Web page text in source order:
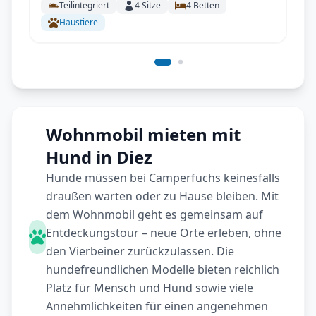
Teilintegriert 4Sitze 4 Betten
Haustiere
Wohnmobil mieten mit
Hund in Diez
Hunde müssen bei Camperfuchs keinesfalls
draußen warten oder zu Hause bleiben. Mit
dem Wohnmobil geht es gemeinsam auf
Entdeckungstour – neue Orte erleben, ohne
den Vierbeiner zurückzulassen. Die
hundefreundlichen Modelle bieten reichlich
Platz für Mensch und Hund sowie viele
Annehmlichkeiten für einen angenehmen